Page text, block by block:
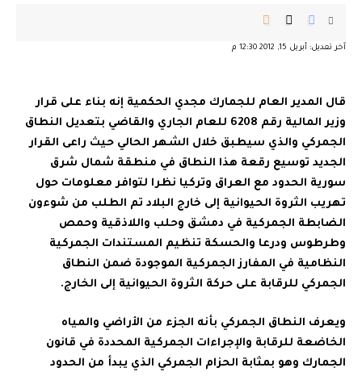
آخر تعديل: أبريل 15, 2012 12:30 م
قال المدير العام للجمارك مجدي الحكمية إنه بناء على قرار
وزير المالية رقم 6208 للعام الجاري والقاضي بتعديل النطاق
الجمركي والذي سيطبق خلال الشهر الحالي حيث راعى القرار
الجديد توسيع رقعة هذا النطاق في منطقة شمال شرق
سورية الحدود مع العراق وتركيا نظرا لتوافر معلومات حول
تهريب الثروة الحيوانية إلى خارج البلاد تم الطلب من شوءون
الضابطة الجمركية في دمشق وحلب واللاذقية وحمص
وطرطوس ودرعا والحسكة تنظيم المستندات الجمركية
النظامية في المفارز الجمركية الموجودة ضمن النطاق
الجمركي للرقابة على حركة الثروة الحيوانية إلى الخارج.
ويعرف النطاق الجمركي بأنه الجزء من الأراضي والمياه
الخاضعة للرقابة والإجراءات الجمركية المحددة في قانون
الجمارك وهو بمثابة الحزام الجمركي الذي يبدأ من الحدود